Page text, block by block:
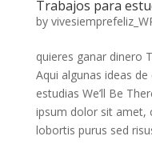
Trabajos para
by
quieres ganar dinero
Aqui algunas ideas
estudias We’ll Be
ipsum dolor sit amet,
lobortis purus sed